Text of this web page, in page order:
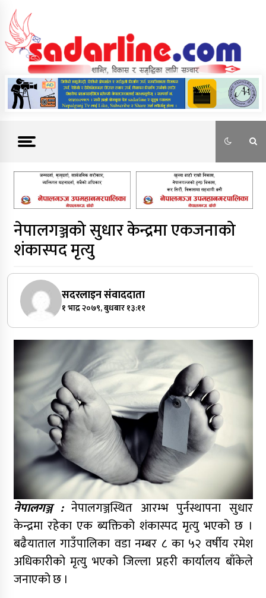
content
News For Nepal
नेपालगञ्जको सुधार केन्द्रमा एकजनाको
शंकास्पद मृत्यु
सदरलाइन संवाददाता
१ भाद्र २०७९, बुधबार १३:११
नेपालगञ्ज :नेपालगञ्जस्थित आरम्भ पुर्नस्थापना सुधार
केन्द्रमा रहेका एक ब्यक्तिको शंकास्पद मृत्यु भएको छ ।
बढैयाताल गाउँपालिका वडा नम्बर ८ का ५२ वर्षीय रमेश
अधिकारीको मृत्यु भएको जिल्ला प्रहरी कार्यालय बाँकेले
जनाएको छ ।